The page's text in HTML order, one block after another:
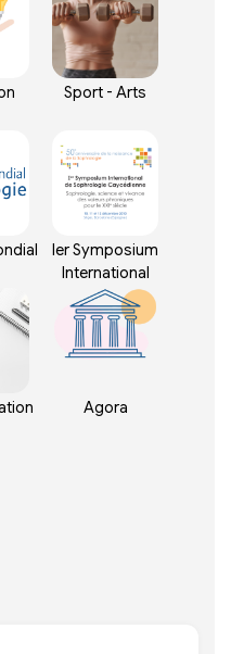
Sport - Arts
Ier Symposium
International
Agora